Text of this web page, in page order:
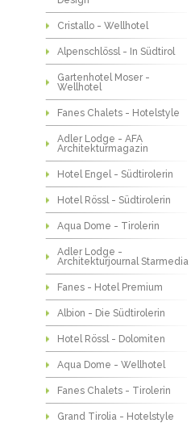
Cristallo - Wellhotel
Alpenschlössl - In Südtirol
Gartenhotel Moser -
Wellhotel
Fanes Chalets - Hotelstyle
Adler Lodge - AFA
Architekturmagazin
Hotel Engel - Südtirolerin
Hotel Rössl - Südtirolerin
Aqua Dome - Tirolerin
Adler Lodge -
Architekturjournal Starmedia
Fanes - Hotel Premium
Albion - Die Südtirolerin
Hotel Rössl - Dolomiten
Aqua Dome - Wellhotel
Fanes Chalets - Tirolerin
Grand Tirolia - Hotelstyle